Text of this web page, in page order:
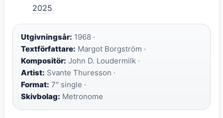
2025
Utgivningsår: 1968 ·
Textförfattare: Margot Borgström ·
Kompositör: John D. Loudermilk ·
Artist: Svante Thuresson ·
Format: 7″ single ·
Skivbolag: Metronome